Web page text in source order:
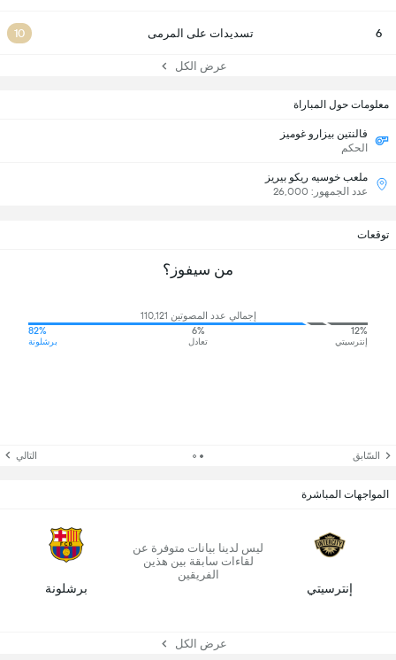
6 تسديدات على المرمى 10
عرض الكل
معلومات حول المباراة
فالنتين بيزارو غوميز
الحكم
ملعب خوسيه ريكو بيريز
عدد الجمهور: 26,000
توقعات
من سيفوز؟
إجمالي عدد المصوتين 110,121
12%
إنترسيتي
6%
تعادل
82%
برشلونة
السّابق التالي
المواجهات المباشرة
إنترسيتي
ليس لدينا بيانات متوفرة عن
لقاءات سابقة بين هذين
الفريقين
برشلونة
عرض الكل